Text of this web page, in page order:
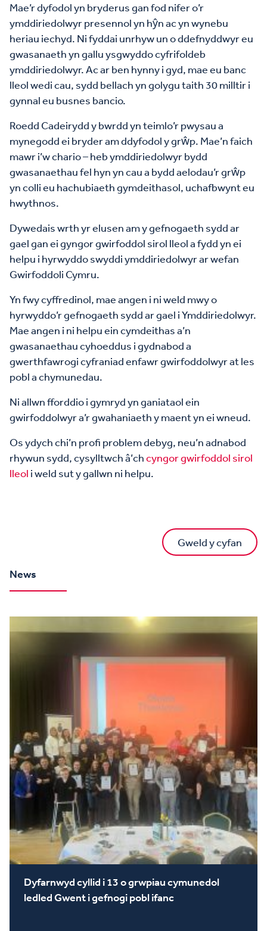
Mae’r dyfodol yn bryderus gan fod nifer o’r
ymddiriedolwyr presennol yn hŷn ac yn wynebu
heriau iechyd. Ni fyddai unrhyw un o ddefnyddwyr eu
gwasanaeth yn gallu ysgwyddo cyfrifoldeb
ymddiriedolwyr. Ac ar ben hynny i gyd, mae eu banc
lleol wedi cau, sydd bellach yn golygu taith 30 milltir i
gynnal eu busnes bancio.
Roedd Cadeirydd y bwrdd yn teimlo’r pwysau a
mynegodd ei bryder am ddyfodol y grŵp. Mae’n faich
mawr i’w chario – heb ymddiriedolwyr bydd
gwasanaethau fel hyn yn cau a bydd aelodau’r grŵp
yn colli eu hachubiaeth gymdeithasol, uchafbwynt eu
hwythnos.
Dywedais wrth yr elusen am y gefnogaeth sydd ar
gael gan ei gyngor gwirfoddol sirol lleol a fydd yn ei
helpu i hyrwyddo swyddi ymddiriedolwyr ar wefan
Gwirfoddoli Cymru.
Yn fwy cyffredinol, mae angen i ni weld mwy o
hyrwyddo’r gefnogaeth sydd ar gael i Ymddiriedolwyr.
Mae angen i ni helpu ein cymdeithas a’n
gwasanaethau cyhoeddus i gydnabod a
gwerthfawrogi cyfraniad enfawr gwirfoddolwyr at les
pobl a chymunedau.
Ni allwn fforddio i gymryd yn ganiataol ein
gwirfoddolwyr a’r gwahaniaeth y maent yn ei wneud.
Os ydych chi’n profi problem debyg, neu’n adnabod
rhywun sydd, cysylltwch â’chcyngor gwirfoddol sirol
lleol i weld sut y gallwn ni helpu.
News
Gweld y cyfan
Dyfarnwyd cyllid i 13 o grwpiau cymunedol
ledled Gwent i gefnogi pobl ifanc